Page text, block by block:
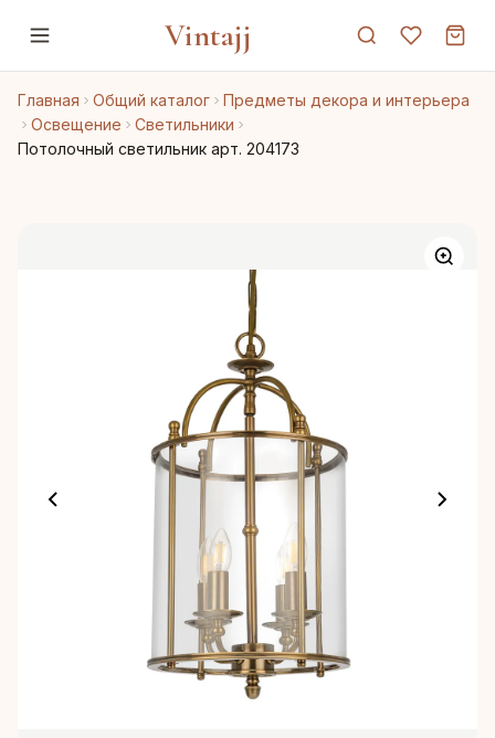
Vintajj
Главная Общий каталог
Предметы декора и интерьера
Освещение
Светильники
Потолочный светильник арт. 204173